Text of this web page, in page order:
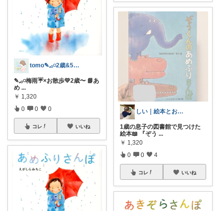
tomo✎𓈒𓂂𓏸2歳&5歳母
✎𓈒𓂂𓏸梅雨☔️×お散歩💛2歳〜 📘あ
め ...
￥ 1,320
0 0 0
コレ いいね
しい｜絵本とおもちゃのある暮らし🧸
1歳の息子の図書館で見つけた
絵本📖 『ぞう ...
￥ 1,320
0 0 4
コレ いいね